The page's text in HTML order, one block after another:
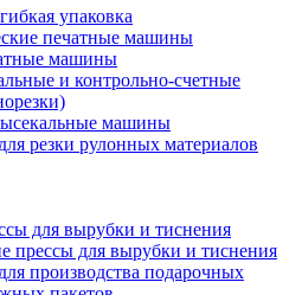
упаковка
печатные машины
машины
и контрольно-счетные
машины
резки рулонных материалов
для вырубки и тиснения
прессы для вырубки и тиснения
производства подарочных